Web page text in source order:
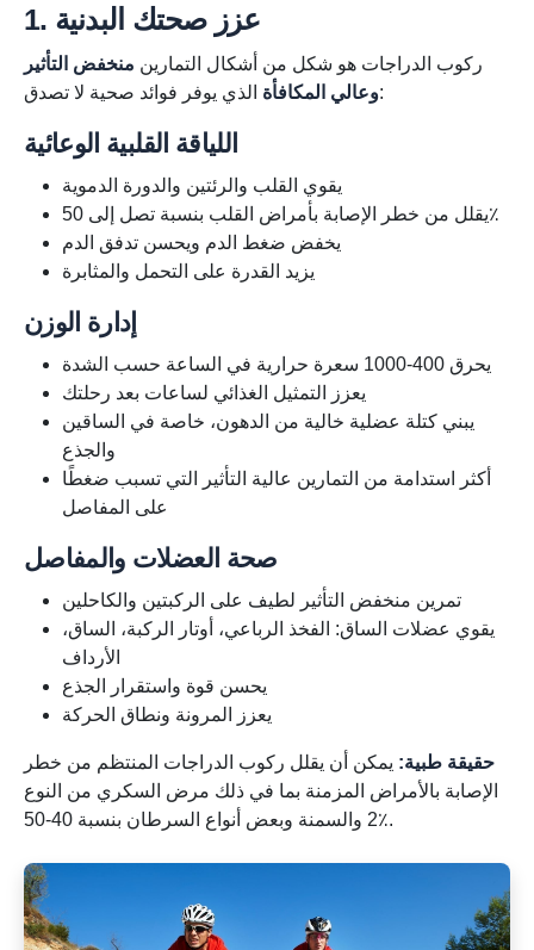
1. عزز صحتك البدنية
ركوب الدراجات هو شكل من أشكال التمارين منخفض التأثير
وعالي المكافأةالذي يوفر فوائد صحية لا تصدق:
اللياقة القلبية الوعائية
يقوي القلب والرئتين والدورة الدموية
يقلل من خطر الإصابة بأمراض القلب بنسبة تصل إلى 50٪
يخفض ضغط الدم ويحسن تدفق الدم
يزيد القدرة على التحمل والمثابرة
إدارة الوزن
يحرق 400-1000 سعرة حرارية في الساعة حسب الشدة
يعزز التمثيل الغذائي لساعات بعد رحلتك
يبني كتلة عضلية خالية من الدهون، خاصة في الساقين
والجذع
أكثر استدامة من التمارين عالية التأثير التي تسبب ضغطًا
على المفاصل
صحة العضلات والمفاصل
تمرين منخفض التأثير لطيف على الركبتين والكاحلين
يقوي عضلات الساق: الفخذ الرباعي، أوتار الركبة، الساق،
الأرداف
يحسن قوة واستقرار الجذع
يعزز المرونة ونطاق الحركة
حقيقة طبية: يمكن أن يقلل ركوب الدراجات المنتظم من خطر
الإصابة بالأمراض المزمنة بما في ذلك مرض السكري من النوع
2 والسمنة وبعض أنواع السرطان بنسبة 40-50٪.